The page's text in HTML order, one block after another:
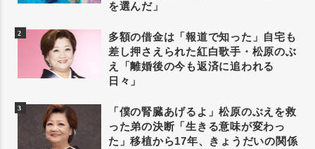
を選んだ」
多額の借金は「報道で知った」自宅も
差し押さえられた紅白歌手・松原のぶ
え「離婚後の今も返済に追われる
日々」
「僕の腎臓あげるよ」松原のぶえを救
った弟の決断「生きる意味が変わっ
た」移植から17年、きょうだいの関係